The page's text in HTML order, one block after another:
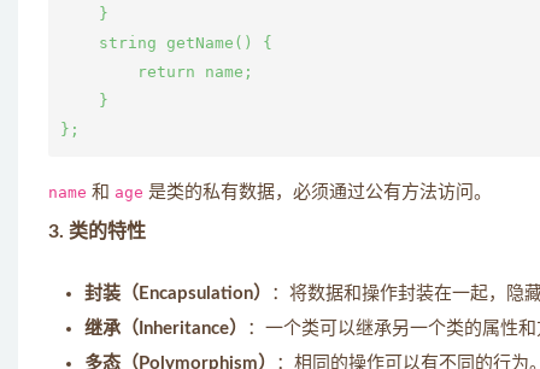
    }
    string getName() {
        return name;
    }
name 和 age 是类的私有数据，必须通过公有方法访问。
3. 类的特性
封装（Encapsulation）
：将数据和操作封装在一起，隐
继承（Inheritance）
：一个类可以继承另一个类的属性和
多态（Polymorphism）
：相同的操作可以有不同的行为。